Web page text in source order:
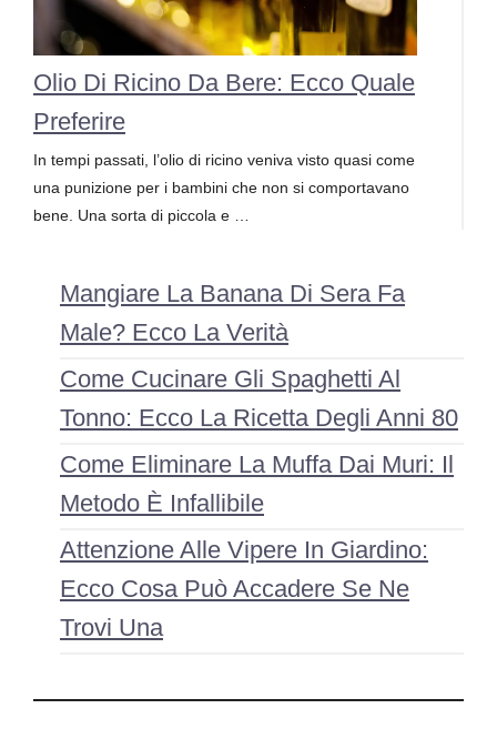
Olio Di Ricino Da Bere: Ecco Quale
Preferire
In tempi passati, l’olio di ricino veniva visto quasi come
una punizione per i bambini che non si comportavano
bene. Una sorta di piccola e …
Mangiare La Banana Di Sera Fa
Male? Ecco La Verità
Come Cucinare Gli Spaghetti Al
Tonno: Ecco La Ricetta Degli Anni 80
Come Eliminare La Muffa Dai Muri: Il
Metodo È Infallibile
Attenzione Alle Vipere In Giardino:
Ecco Cosa Può Accadere Se Ne
Trovi Una